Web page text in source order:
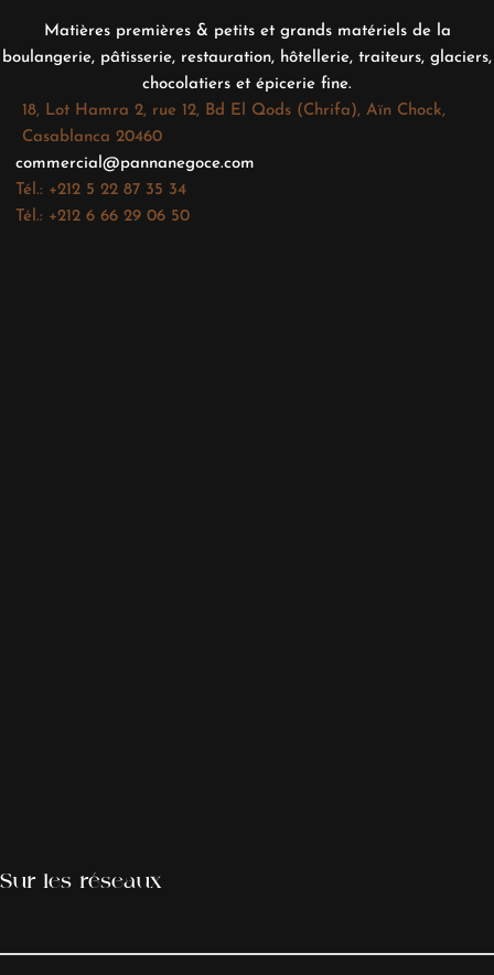
Matières premières & petits et grands matériels de la
boulangerie, pâtisserie, restauration, hôtellerie, traiteurs, glaciers,
chocolatiers et épicerie fine.
18, Lot Hamra 2, rue 12, Bd El Qods (Chrifa), Aïn Chock,
Casablanca 20460
commercial@pannanegoce.com
Tél.: +212 5 22 87 35 34
Tél.: +212 6 66 29 06 50
Sur les réseaux